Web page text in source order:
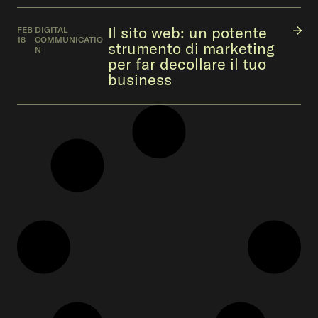
FEB
18
Il sito web: un potente
strumento di marketing
per far decollare il tuo
business
DIGITAL
COMMUNICATIO
N